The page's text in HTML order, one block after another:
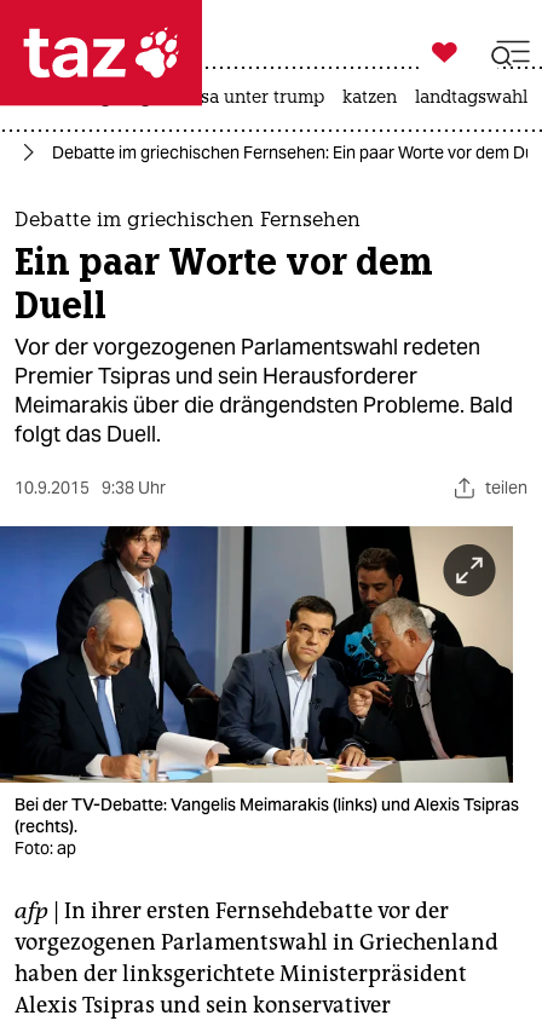
 taz zahl ich
taz zahl ich
themen
politik
öko
gesellschaft
kultur
sport
berlin
nord
wahrheit
verlag
veranstaltungen
shop
fragen & hilfe
unterstützen
abo

taz zahl ich
usa unter trump katzen landtagswahl
Debatte im griechischen Fernsehen: Ein paar Worte vor dem
Debatte im griechischen Fernsehen
Ein paar Worte vor dem
Duell
Vor der vorgezogenen Parlamentswahl redeten
Premier Tsipras und sein Herausforderer
Meimarakis über die drängendsten Probleme. Bald
folgt das Duell.
10.9.2015 9:38 Uhr teilen
Bei der TV-Debatte: Vangelis Meimarakis (links) und Alexis Tsipras
(rechts).
Foto: ap
afp | In ihrer ersten Fernsehdebatte vor der
vorgezogenen Parlamentswahl in Griechenland
haben der linksgerichtete Ministerpräsident
Alexis Tsipras und sein konservativer